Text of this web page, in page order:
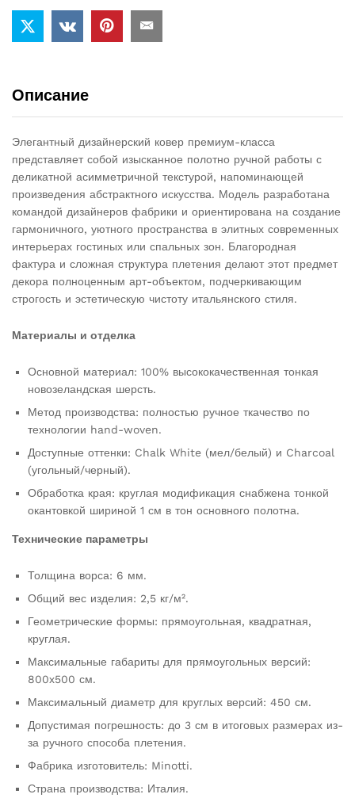
Описание
Элегантный дизайнерский ковер премиум-класса
представляет собой изысканное полотно ручной работы с
деликатной асимметричной текстурой, напоминающей
произведения абстрактного искусства. Модель разработана
командой дизайнеров фабрики и ориентирована на создание
гармоничного, уютного пространства в элитных современных
интерьерах гостиных или спальных зон. Благородная
фактура и сложная структура плетения делают этот предмет
декора полноценным арт-объектом, подчеркивающим
строгость и эстетическую чистоту итальянского стиля.
Материалы и отделка
Основной материал: 100% высококачественная тонкая
новозеландская шерсть.
Метод производства: полностью ручное ткачество по
технологии hand-woven.
Доступные оттенки: Chalk White (мел/белый) и Charcoal
(угольный/черный).
Обработка края: круглая модификация снабжена тонкой
окантовкой шириной 1 см в тон основного полотна.
Технические параметры
Толщина ворса: 6 мм.
Общий вес изделия: 2,5 кг/м².
Геометрические формы: прямоугольная, квадратная,
круглая.
Максимальные габариты для прямоугольных версий:
800х500 см.
Максимальный диаметр для круглых версий: 450 см.
Допустимая погрешность: до 3 см в итоговых размерах из-
за ручного способа плетения.
Фабрика изготовитель: Minotti.
Страна производства: Италия.